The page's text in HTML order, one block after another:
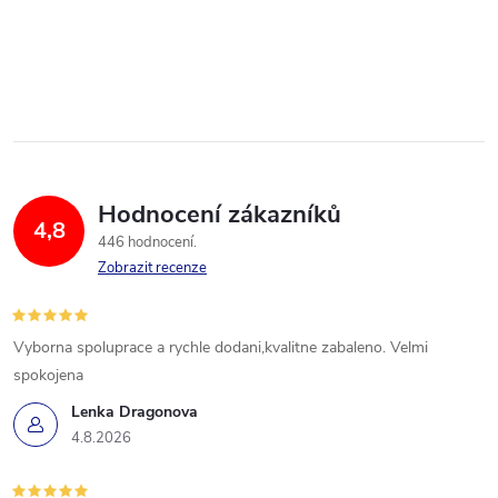
4,8 Hodnocení zákazníků
446 hodnocení
Zobrazit recenze
Lenka Dragonova
4.8.2026
Vyborna spoluprace a rychle dodani,kvalitne zabaleno. Velmi
spokojena